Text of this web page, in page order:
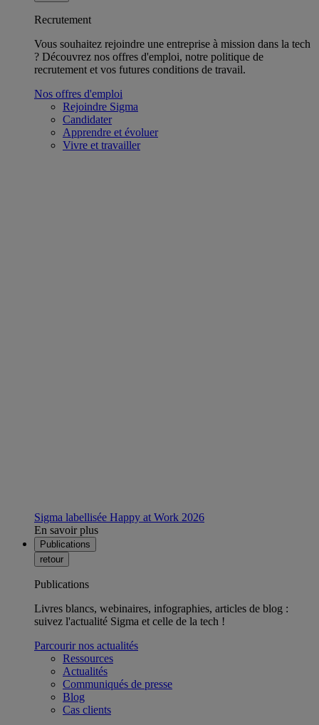
Recrutement
Vous souhaitez rejoindre une entreprise à mission dans la tech
? Découvrez nos offres d'emploi, notre politique de
recrutement et vos futures conditions de travail.
Nos offres d'emploi
Rejoindre Sigma
Candidater
Apprendre et évoluer
Vivre et travailler
Sigma labellisée Happy at Work 2026
En savoir plus
Publications
retour
Publications
Livres blancs, webinaires, infographies, articles de blog :
suivez l'actualité Sigma et celle de la tech !
Parcourir nos actualités
Ressources
Actualités
Communiqués de presse
Blog
Cas clients